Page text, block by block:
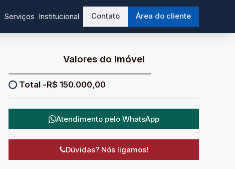
Área do cliente
Contato
Institucional
Serviços
Valores do Imóvel
R$ 150.000,00
Atendimento pelo WhatsApp
Dúvidas? Nós ligamos!